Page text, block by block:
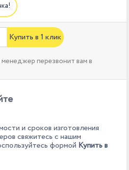
Купить в 1 клик
перезвонит вам в
и сроков изготовления
свяжитесь с нашим
формой Купить в